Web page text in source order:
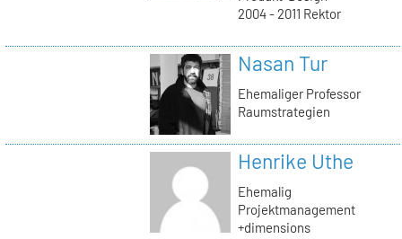
2004 - 2011 Rektor
Nasan Tur
Ehemaliger Professor
Raumstrategien
Henrike Uthe
Ehemalig
Projektmanagement
+dimensions